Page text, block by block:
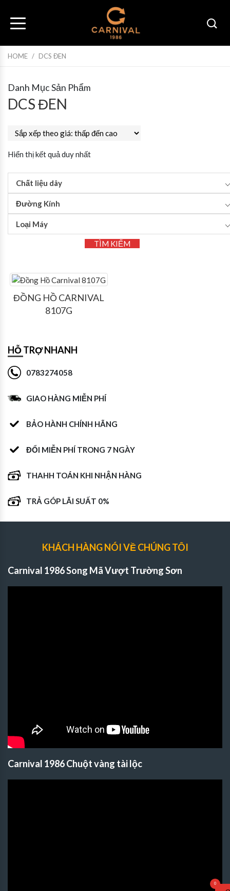
HOME / DCS ĐEN
Danh Mục Sản Phẩm
DCS ĐEN
Hiển thị kết quả duy nhất
Chất liệu dây
Đường Kính
Loại Máy
TÌM KIẾM
ĐỒNG HỒ CARNIVAL
8107G
HỖ TRỢ NHANH
0783274058
GIAO HÀNG MIỄN PHÍ
BẢO HÀNH CHÍNH HÃNG
ĐỔI MIỄN PHÍ TRONG 7 NGÀY
THAHH TOÁN KHI NHẬN HÀNG
TRẢ GÓP LÃI SUẤT 0%
KHÁCH HÀNG NÓI VỀ CHÚNG TÔI
Carnival 1986 Song Mã Vượt Trường Sơn
Carnival 1986 Chuột vàng tài lộc